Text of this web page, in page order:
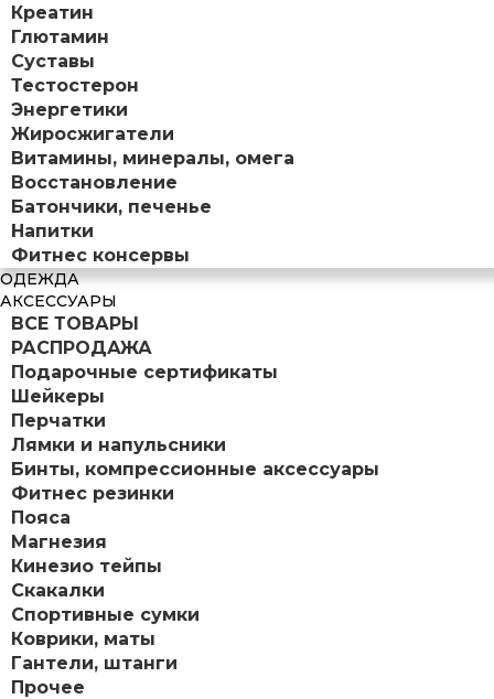
Креатин
Глютамин
Суставы
Тестостерон
Энергетики
Жиросжигатели
Витамины, минералы, омега
Восстановление
Батончики, печенье
Напитки
Фитнес консервы
ОДЕЖДА
АКСЕССУАРЫ
ВСЕ ТОВАРЫ
РАСПРОДАЖА
Подарочные сертификаты
Шейкеры
Перчатки
Лямки и напульсники
Бинты, компрессионные аксессуары
Фитнес резинки
Пояса
Магнезия
Кинезио тейпы
Скакалки
Спортивные сумки
Коврики, маты
Гантели, штанги
Прочее